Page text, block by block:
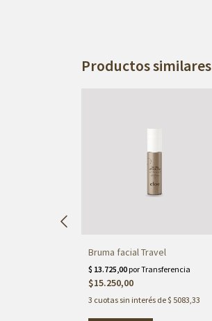
Productos similares
Bruma facial Travel
$15.250,00
3 cuotas sin interés de$ 5083,33